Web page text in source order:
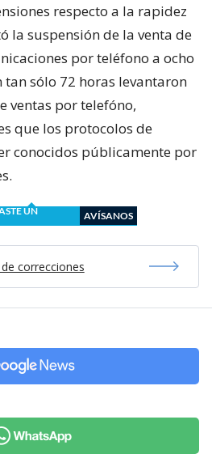
respecto a la rapidez
la suspensión de la venta de
por teléfono a ocho
tan sólo 72 horas levantaron
ventas por telefóno,
que los protocolos de
conocidos públicamente por
UN
AVÍSANOS
correcciones